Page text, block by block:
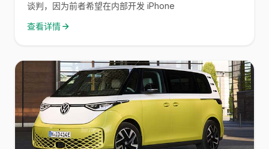
谈判，因为前者希望在内部开发 iPhone
查看详情